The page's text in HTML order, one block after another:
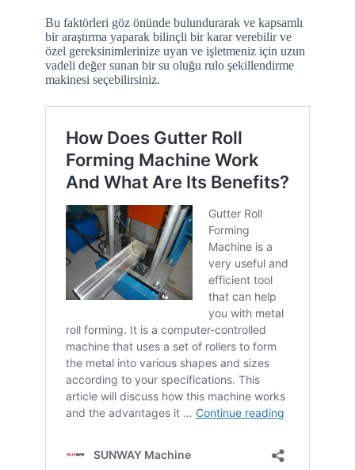
Bu faktörleri göz önünde bulundurarak ve kapsamlı
bir araştırma yaparak bilinçli bir karar verebilir ve
özel gereksinimlerinize uyan ve işletmeniz için uzun
vadeli değer sunan bir su oluğu rulo şekillendirme
makinesi seçebilirsiniz.